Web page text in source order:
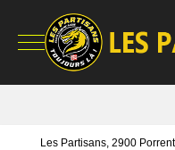
Mobile Menu Toggle
Les Partisans, 2900